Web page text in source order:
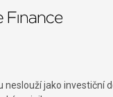
jako investiční